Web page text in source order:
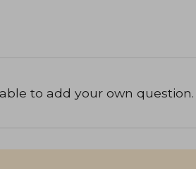
to add your own question.